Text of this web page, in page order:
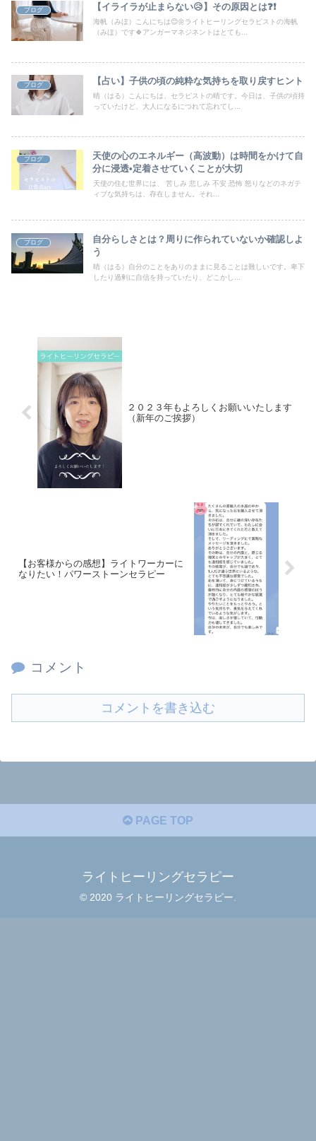
ブログ 【イライラが止まらない😥】その原因とは❓❗️
海帆（みほ）こんにちは😊🌼ライトヒーリングセラピストの海帆
（みほ）です🍀アンガーマネジネントはとても...
ブログ 【占い】子供の頃の純粋な気持ちを取り戻すヒント
晴（はる）こんにちは、セラピストの晴です。今日は、子供の頃持
っていたけど、大人になるにつれて忘れてし...
ブログ
天使の心のエネルギー（高波動）は時間をかけて自
分に浸透•定着させていくことが大切
天使の住む世界には、 苦しみ 悲しみ 不安 恐怖 怒りなどのネガテ
ィブな気持ちは、存在しません。それ...
ブログ
自分らしさとは？周りに作られていないか確認しよ
う
晴（はる）自分のことをありのままに見ることは難しいです。卑下
したり過剰に自信を持っていたり、どこかし...
２０２３年もよろしくお願いいたします
（新年のご挨拶）
【お客様からの感想】ライトワーカーに
なりたい！パワーストーンセラピー
コメント
コメントを書き込む
PAGE TOP
ライトヒーリングセラピー
© 2020 ライトヒーリングセラピー.